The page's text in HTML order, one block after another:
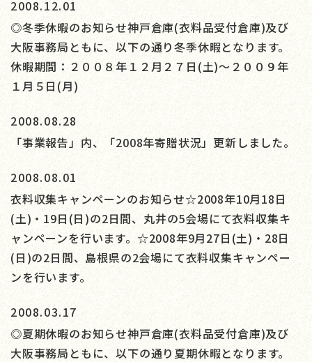
2008.12.01
◎冬季休暇のお知らせ神戸倉庫(衣料品受付倉庫)及び
大阪事務局ともに、以下の通り冬季休暇となります。
休暇期間：２００８年１２月２７日(土)～２００９年
１月５日(月)
2008.08.28
「事業報告」内、「2008年寄贈状況」更新しました。
2008.08.01
衣料収集キャンペーンのお知らせ☆2008年10月18日
(土)・19日(日)の2日間、丸井の5会場にて衣料収集キ
ャンペーンを行います。☆2008年9月27日(土)・28日
(日)の2日間、島根県の2会場にて衣料収集キャンペー
ンを行います。
2008.03.17
◎夏期休暇のお知らせ神戸倉庫(衣料品受付倉庫)及び
大阪事務局ともに、以下の通り夏期休暇となります。